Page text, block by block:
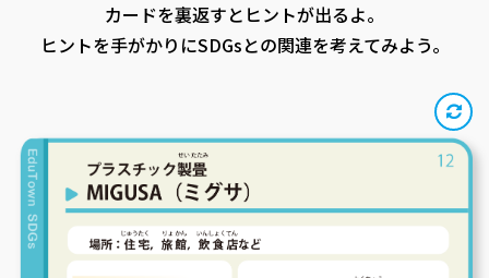
カードを裏返すとヒントが出るよ。
ヒントを手がかりにSDGsとの関連を考えてみよう。